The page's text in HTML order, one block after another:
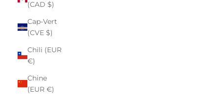
(CAD $)
Cap-Vert
(CVE $)
Chili (EUR
€)
Chine
(EUR €)